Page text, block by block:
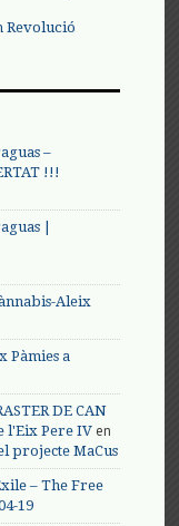
Revolució
–
!!!
|
Aleix
Pàmies a
DE CAN
l'Eix Pere IV en
projecte MaCus
– The Free
19